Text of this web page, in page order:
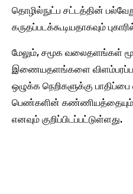
தொழில்நுட்ப சட்டத்தின்
கருதப்படக்கூடியதாகவும்
மேலும், சமூக வலைதளங்கள்
இணையதளங்களை
ஒழுக்க நெறிகளுக்கு
பெண்களின் கண்ணியத்தையும்
எனவும் குறிப்பிடப்பட்டுள்ளது.